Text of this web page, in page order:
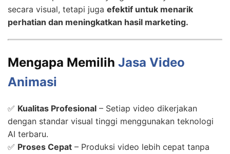
secara visual, tetapi juga efektif untuk menarik
perhatian dan meningkatkan hasil marketing.
Mengapa Memilih Jasa Video
Animasi
✅ Kualitas Profesional – Setiap video dikerjakan
dengan standar visual tinggi menggunakan teknologi
AI terbaru.
✅ Proses Cepat – Produksi video lebih cepat tanpa